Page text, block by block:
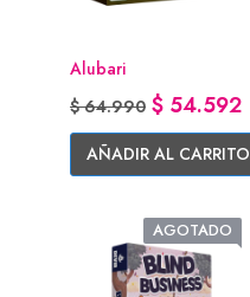
Alubari
Precio base
$ 64.990 Precio
$ 54.592
AÑADIR AL CARRITO
AGOTADO